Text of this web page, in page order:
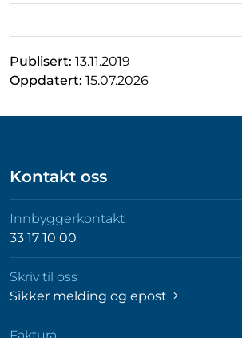
Publisert: 13.11.2019
Oppdatert: 15.07.2026
Kontakt oss
Innbyggerkontakt
33 17 10 00
Skriv til oss
Sikker melding og epost